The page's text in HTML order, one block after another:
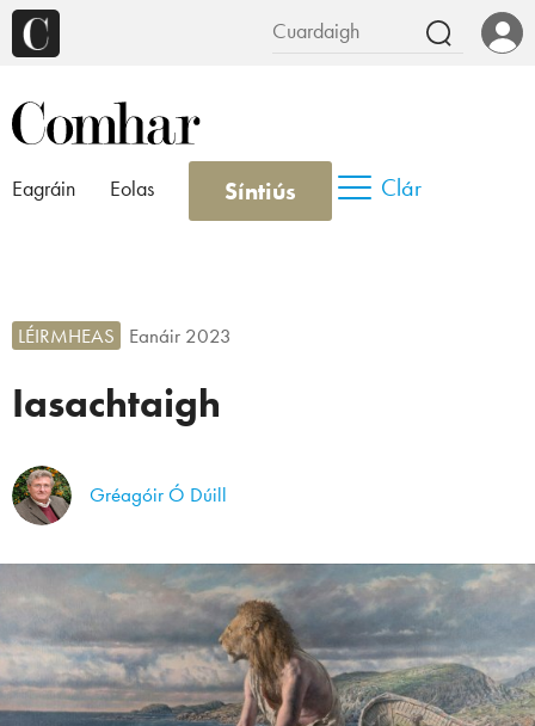
Eagráin Eolas Síntiús Clár
Iasachtaigh
LÉIRMHEAS Eanáir 2023
Gréagóir Ó Dúill